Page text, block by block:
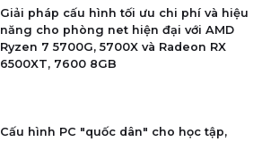
Giải pháp cấu hình tối ưu chi phí và hiệu
năng cho phòng net hiện đại với AMD
Ryzen 7 5700G, 5700X và Radeon RX
6500XT, 7600 8GB
Cấu hình PC "quốc dân" cho học tập,